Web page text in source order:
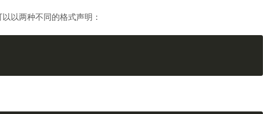
以两种不同的格式声明：